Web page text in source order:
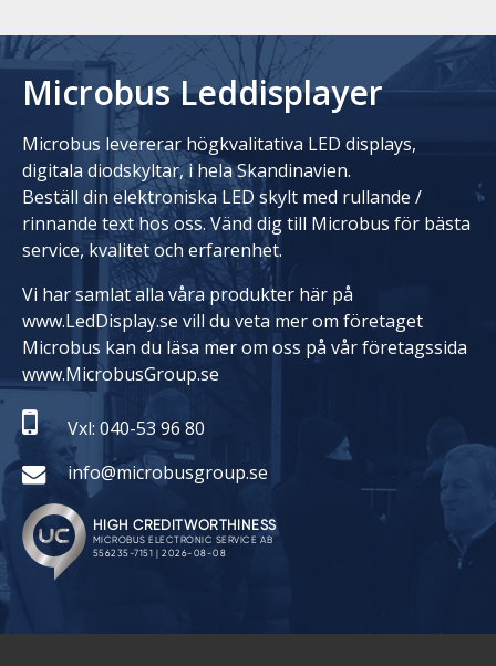
Microbus Leddisplayer
Microbus levererar högkvalitativa LED displays,
digitala diodskyltar, i hela Skandinavien.
Beställ din elektroniska LED skylt med rullande /
rinnande text hos oss. Vänd dig till Microbus för bästa
service, kvalitet och erfarenhet.
Vi har samlat alla våra produkter här på
www.LedDisplay.se vill du veta mer om företaget
Microbus kan du läsa mer om oss på vår företagssida
www.MicrobusGroup.se
Vxl: 040-53 96 80
info@microbusgroup.se